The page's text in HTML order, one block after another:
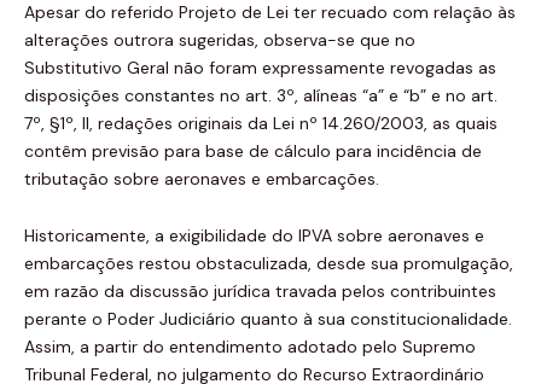
Apesar do referido Projeto de Lei ter recuado com relação às
alterações outrora sugeridas, observa-se que no
Substitutivo Geral não foram expressamente revogadas as
disposições constantes no art. 3º, alíneas “a” e “b” e no art.
7º, §1º, II, redações originais da Lei nº 14.260/2003, as quais
contêm previsão para base de cálculo para incidência de
tributação sobre aeronaves e embarcações.
Historicamente, a exigibilidade do IPVA sobre aeronaves e
embarcações restou obstaculizada, desde sua promulgação,
em razão da discussão jurídica travada pelos contribuintes
perante o Poder Judiciário quanto à sua constitucionalidade.
Assim, a partir do entendimento adotado pelo Supremo
Tribunal Federal, no julgamento do Recurso Extraordinário